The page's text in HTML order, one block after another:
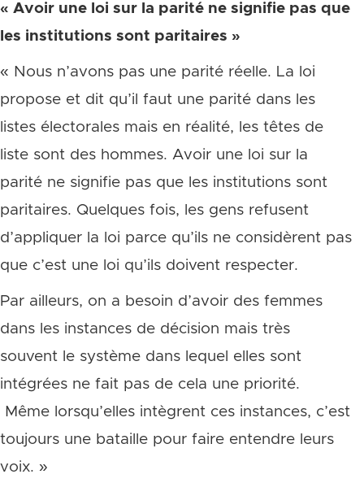
« Avoir une loi sur la parité ne signifie pas que
les institutions sont paritaires »
« Nous n’avons pas une parité réelle. La loi
propose et dit qu’il faut une parité dans les
listes électorales mais en réalité, les têtes de
liste sont des hommes. Avoir une loi sur la
parité ne signifie pas que les institutions sont
paritaires. Quelques fois, les gens refusent
d’appliquer la loi parce qu’ils ne considèrent pas
que c’est une loi qu’ils doivent respecter.
Par ailleurs, on a besoin d’avoir des femmes
dans les instances de décision mais très
souvent le système dans lequel elles sont
intégrées ne fait pas de cela une priorité.
Même lorsqu’elles intègrent ces instances, c’est
toujours une bataille pour faire entendre leurs
voix. »